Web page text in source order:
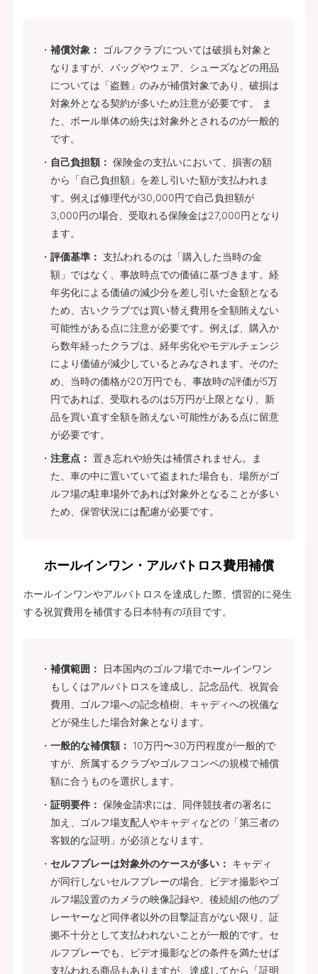
補償対象：
ゴルフクラブについては破損も対象と
なりますが、バッグやウェア、シューズなどの用品
については「盗難」のみが補償対象であり、破損は
対象外となる契約が多いため注意が必要です。 ま
た、ボール単体の紛失は対象外とされるのが一般的
です。
自己負担額： 保険金の支払いにおいて、損害の額
から「自己負担額」を差し引いた額が支払われま
す。例えば修理代が30,000円で自己負担額が
3,000円の場合、受取れる保険金は27,000円となり
ます。
評価基準： 支払われるのは「購入した当時の金
額」ではなく、事故時点での価値に基づきます。経
年劣化による価値の減少分を差し引いた金額となる
ため、古いクラブでは買い替え費用を全額賄えない
可能性がある点に注意が必要です。例えば、購入か
ら数年経ったクラブは、経年劣化やモデルチェンジ
により価値が減少しているとみなされます。そのた
め、当時の価格が20万円でも、事故時の評価が5万
円であれば、受取れるのは5万円が上限となり、新
品を買い直す全額を賄えない可能性がある点に留意
が必要です。
注意点： 置き忘れや紛失は補償されません。ま
た、車の中に置いていて盗まれた場合も、場所がゴ
ルフ場の駐車場外であれば対象外となることが多い
ため、保管状況には配慮が必要です。
ホールインワン・アルバトロス費用補償
ホールインワンやアルバトロスを達成した際、慣習的に発生
する祝賀費用を補償する日本特有の項目です。
補償範囲：
日本国内のゴルフ場でホールインワン
もしくはアルバトロスを達成し、記念品代、祝賀会
費用、ゴルフ場への記念植樹、キャディへの祝儀な
どが発生した場合対象となります。
一般的な補償額： 10万円〜30万円程度が一般的で
すが、所属するクラブやゴルフコンペの規模で補償
額に合うものを選択します。
証明要件： 保険金請求には、同伴競技者の署名に
加え、ゴルフ場支配人やキャディなどの「第三者の
客観的な証明」が必須となります。
セルフプレーは対象外のケースが多い： キャディ
が同行しないセルフプレーの場合、ビデオ撮影やゴ
ルフ場設置のカメラの映像記録や、後続組の他のプ
レーヤーなど同伴者以外の目撃証言がない限り、証
拠不十分として支払われないことが一般的です。セ
ルフプレーでも、ビデオ撮影などの条件を満たせば
支払われる商品もありますが、達成してから「証明